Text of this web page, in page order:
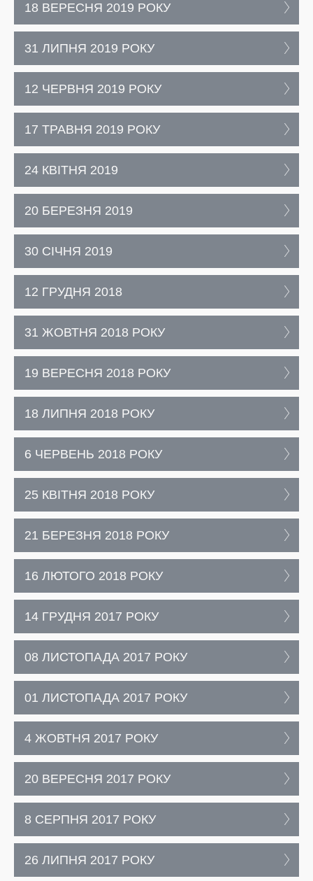
18 ВЕРЕСНЯ 2019 РОКУ
31 ЛИПНЯ 2019 РОКУ
12 ЧЕРВНЯ 2019 РОКУ
17 ТРАВНЯ 2019 РОКУ
24 КВІТНЯ 2019
20 БЕРЕЗНЯ 2019
30 СІЧНЯ 2019
12 ГРУДНЯ 2018
31 ЖОВТНЯ 2018 РОКУ
19 ВЕРЕСНЯ 2018 РОКУ
18 ЛИПНЯ 2018 РОКУ
6 ЧЕРВЕНЬ 2018 РОКУ
25 КВІТНЯ 2018 РОКУ
21 БЕРЕЗНЯ 2018 РОКУ
16 ЛЮТОГО 2018 РОКУ
14 ГРУДНЯ 2017 РОКУ
08 ЛИСТОПАДА 2017 РОКУ
01 ЛИСТОПАДА 2017 РОКУ
4 ЖОВТНЯ 2017 РОКУ
20 ВЕРЕСНЯ 2017 РОКУ
8 СЕРПНЯ 2017 РОКУ
26 ЛИПНЯ 2017 РОКУ